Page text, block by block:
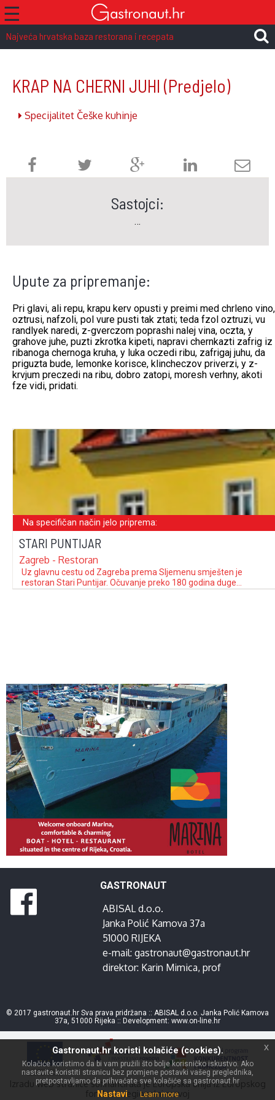
☰
Najveća hrvatska baza restorana i recepata
KRAP NA CHERNI JUHI (Predjelo)
Specijalitet Češke kuhinje
Sastojci:
…
Upute za pripremanje:
Pri glavi, ali repu, krapu kerv opusti y preimi med chrleno vino,
oztrusi, nafzoli, pol vure pusti tak ztati; teda fzol oztruzi, vu
randlyek naredi, z-gverczom poprashi nalej vina, oczta, y
grahove juhe, puzti zkrotka kipeti, napravi chernkazti zafrig iz
ribanoga chernoga kruha, y luka oczedi ribu, zafrigaj juhu, da
priguzta bude, lemonke korisce, klincheczov priverzi, y z-
krvjum preczedi na ribu, dobro zatopi, moresh verhny, akoti
fze vidi, pridati.
Na specifičan način jelo priprema:
STARI PUNTIJAR
Zagreb - Restoran
Uz glavnu cestu od Zagreba prema Sljemenu smješten je
restoran Stari Puntijar. Očuvanje preko 180 godina duge
GASTRONAUT
ABISAL d.o.o.
Janka Polić Kamova 37a
51000 RIJEKA
e-mail: gastronaut@gastronaut.hr
direktor: Karin Mimica, prof
© 2017 gastronaut.hr Sva prava pridržana :: ABISAL d.o.o. Janka Polić Kamova
37a, 51000 Rijeka :: Development: www.on-line.hr
Izradu web stranice sufinancirala je Europska unija iz Europskog
fonda za regionalni razvoj
Gastronaut.hr koristi kolačiće (cookies).
Kolačiće koristimo da bi vam pružili što bolje korisničko iskustvo. Ako
nastavite koristiti stranicu bez promjene postavki vašeg preglednika,
pretpostavljamo da prihvaćate sve kolačiće sa gastronaut.hr
Nastavi Learn more
x